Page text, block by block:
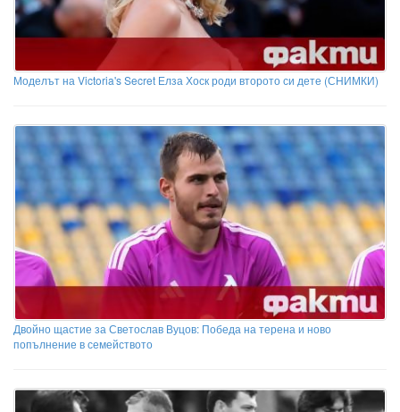
Моделът на Victoria's Secret Елза Хоск роди второто си дете (СНИМКИ)
Двойно щастие за Светослав Вуцов: Победа на терена и ново
попълнение в семейството